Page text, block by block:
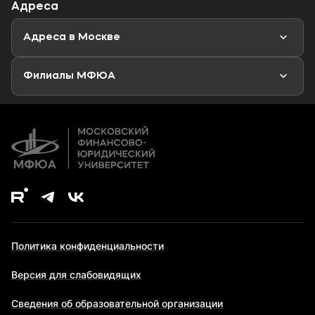
Мероприятия
Магистратура
Аспирантура
Дополнительное образование
Новости
Адреса
Адреса в Москве
Филиалы МФЮА
Политика конфиденциальности
Версия для слабовидящих
Сведения об образовательной организации